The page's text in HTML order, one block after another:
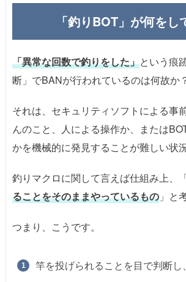
「釣りBOT」が何をし
「異常な回数で釣りをした」という痕
断」でBANが行われているのは何故か
それは、セキュリティソフトによる事
んのこと、人による操作か、または
かを機械的に発見することが難しい状
釣りマクロに関して言えば仕組み上、
ることをそのままやっているもの 」と
つまり、こうです。
竿を投げられることを目で判断し